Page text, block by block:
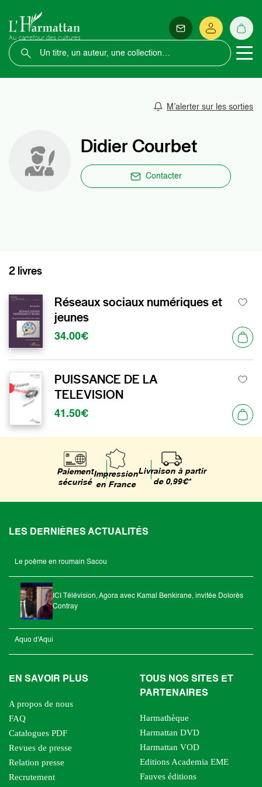
M’alerter sur les sorties
Didier Courbet
Contacter
2 livres
Réseaux sociaux numériques et
jeunes
34.00€
PUISSANCE DE LA
TELEVISION
41.50€
Paiement
sécurisé
Impression
en France
Livraison à partir
de 0,99€*
LES DERNIÈRES ACTUALITÉS
Le poème en roumain Sacou
ICI Télévision, Agora avec Kamal Benkirane, invitée Dolorès
Contray
Aquo d'Aqui
EN SAVOIR PLUS
A propos de nous
FAQ
Catalogues PDF
Revues de presse
Relation presse
Recrutement
TOUS NOS SITES ET
PARTENAIRES
Harmathèque
Harmattan DVD
Harmattan VOD
Editions Academia EME
Fauves éditions